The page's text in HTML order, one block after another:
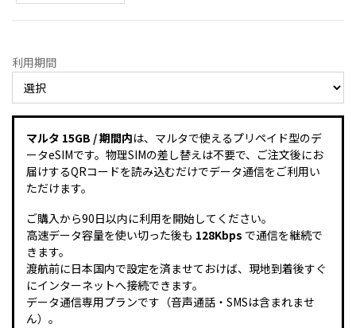
利用期間
マルタ 15GB / 期間内は、マルタで使えるプリペイド型のデ
ータeSIMです。物理SIMの差し替えは不要で、ご注文後にお
届けするQRコードを読み込むだけでデータ通信をご利用い
ただけます。
ご購入から90日以内に利用を開始してください。
高速データ容量を使い切った後も 128Kbps で通信を継続で
きます。
渡航前に日本国内で設定を済ませておけば、現地到着後すぐ
にインターネットへ接続できます。
データ通信専用プランです（音声通話・SMSは含まれませ
ん）。